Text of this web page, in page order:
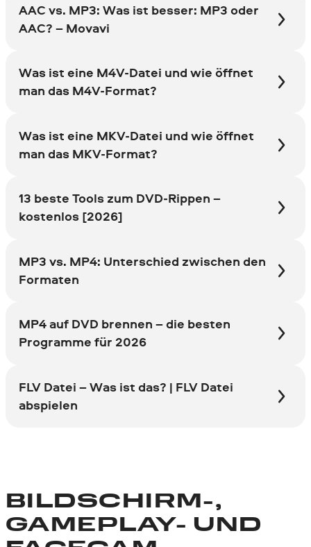
AAC vs. MP3: Was ist besser: MP3 oder
AAC? – Movavi
Was ist eine M4V-Datei und wie öffnet
man das M4V-Format?
Was ist eine MKV-Datei und wie öffnet
man das MKV-Format?
13 beste Tools zum DVD-Rippen –
kostenlos [2026]
MP3 vs. MP4: Unterschied zwischen den
Formaten
MP4 auf DVD brennen – die besten
Programme für 2026
FLV Datei – Was ist das? | FLV Datei
abspielen
BILDSCHIRM-,
GAMEPLAY- UND